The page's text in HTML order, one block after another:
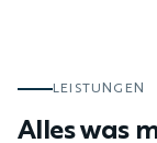
LEISTUNGEN
Alles was